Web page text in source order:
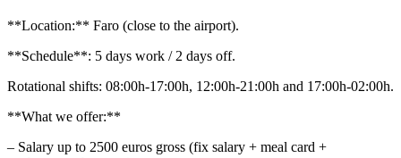
**Location:** Faro (close to the airport).
**Schedule**: 5 days work / 2 days off.
Rotational shifts: 08:00h-17:00h, 12:00h-21:00h and 17:00h-02:00h.
**What we offer:**
– Salary up to 2500 euros gross (fix salary + meal card +